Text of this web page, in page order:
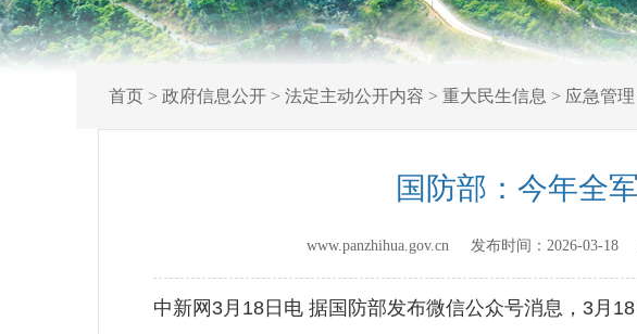
首页> 政府信息公开> 法定主动公开内容 > 重大民生信息 > 应急管理
国防部：今年全
www.panzhihua.gov.cn 发布时间： 2026-03-18
中新网3月18日电 据国防部发布微信公众号消息，3月